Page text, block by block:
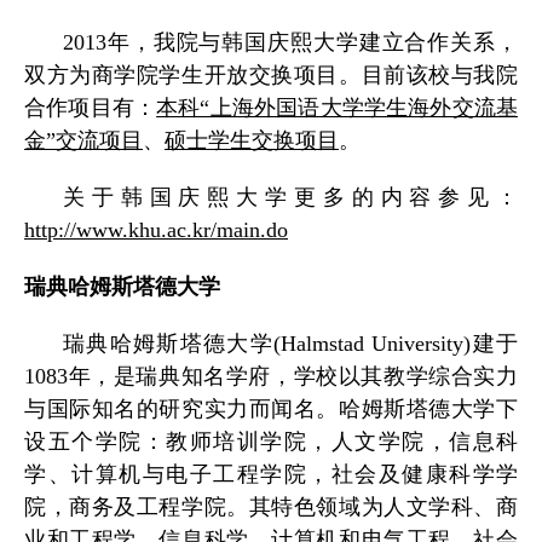
2013年，我院与韩国庆熙大学建立合作关系，
双方为商学院学生开放交换项目。目前该校与我院
合作项目有：本科“上海外国语大学学生海外交流基
金”交流项目 、 硕士学生交换项目 。
关于韩国庆熙大学更多的内容参见：
http://www.khu.ac.kr/main.do
瑞典哈姆斯塔德大学
瑞典哈姆斯塔德大学(Halmstad University)建于
1083年，是瑞典知名学府，学校以其教学综合实力
与国际知名的研究实力而闻名。哈姆斯塔德大学下
设五个学院：教师培训学院，人文学院，信息科
学、计算机与电子工程学院，社会及健康科学学
院，商务及工程学院。其特色领域为人文学科、商